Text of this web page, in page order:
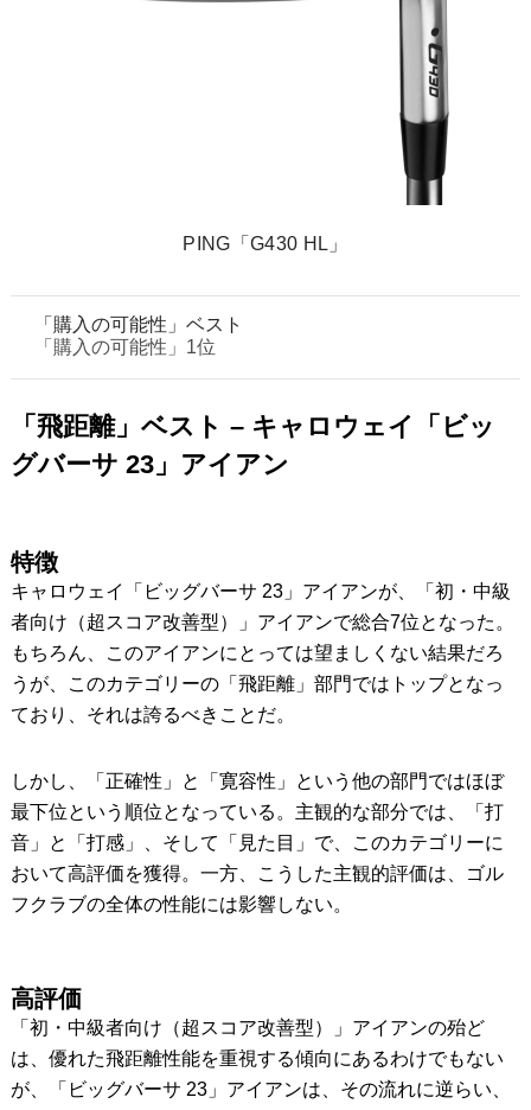
PING「G430 HL」
「購入の可能性」ベスト
「購入の可能性」1位
「飛距離」ベスト – キャロウェイ「ビッ
グバーサ 23」アイアン
特徴
キャロウェイ「ビッグバーサ 23」アイアンが、「初・中級
者向け（超スコア改善型）」アイアンで総合7位となった。
もちろん、このアイアンにとっては望ましくない結果だろ
うが、このカテゴリーの「飛距離」部門ではトップとなっ
ており、それは誇るべきことだ。
しかし、「正確性」と「寛容性」という他の部門ではほぼ
最下位という順位となっている。主観的な部分では、「打
音」と「打感」、そして「見た目」で、このカテゴリーに
おいて高評価を獲得。一方、こうした主観的評価は、ゴル
フクラブの全体の性能には影響しない。
高評価
「初・中級者向け（超スコア改善型）」アイアンの殆ど
は、優れた飛距離性能を重視する傾向にあるわけでもない
が、「ビッグバーサ 23」アイアンは、その流れに逆らい、